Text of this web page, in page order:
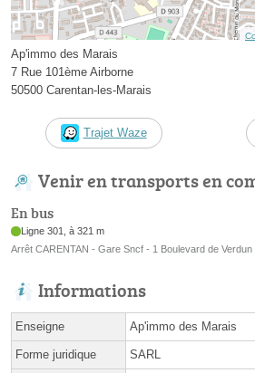
Ap'immo des Marais
7 Rue 101ème Airborne
50500 Carentan-les-Marais
Trajet Waze
Venir en transports en
En bus
Ligne 301, à 321 m
Arrêt CARENTAN - Gare Sncf - 1 Boulevard de Verdun
Informations
Enseigne Ap'immo des Marais
Forme juridique SARL